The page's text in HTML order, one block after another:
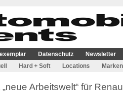
Datenschutz Newsletter
Hard + Soft Locations
Arbeitswelt“ für